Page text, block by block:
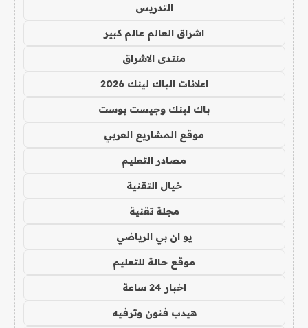
التدريس
اشراق العالم عالم كبير
منتدى الاشراق
اعلانات الباك لينك 2026
باك لينك وجيست بوست
موقع المشاريع العربي
مصادر التعليم
خيال التقنية
مجلة تقنية
يو ان بي الرياضي
موقع حالة للتعليم
اخبار 24 ساعة
هيدب فنون وترفيه